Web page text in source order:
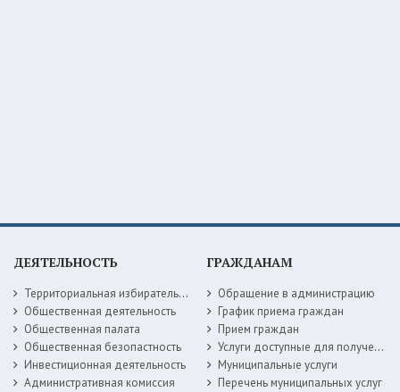
ДЕЯТЕЛЬНОСТЬ
Территориальная избирательная комиссия
Общественная деятельность
Общественная палата
Общественная безопастность
Инвестиционная деятельность
Административная комиссия
ГРАЖДАНАМ
Обращение в администрацию
График приема граждан
Прием граждан
Услуги доступные для получения в электронной форме
Муниципальные услуги
Перечень муниципальных услуг